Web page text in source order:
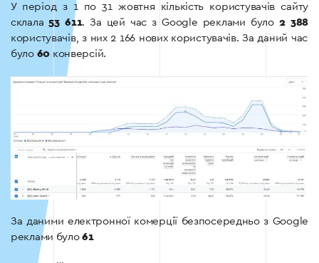
У період з 1 по 31 жовтня кількість користувачів сайту
склала 53 611. За цей час з Google реклами було 2 388
користувачів, з них 2 166 нових користувачів. За даний час
було 60 конверсій.
За даними електронної комерції безпосередньо з Google
реклами було61